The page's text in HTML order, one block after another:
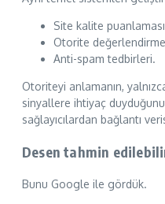
Site kalite
Otorite
Anti-spam tedbirleri.
Otoriteyi anlamanın,
sinyallere ihtiyaç
sağlayıcılardan bağlantı
Desen tahmin
Bunu Google ile gördük.